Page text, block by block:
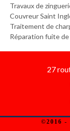
Travaux de
Couvreur Saint
Traitement de
Réparation fuite
27
©2016 -